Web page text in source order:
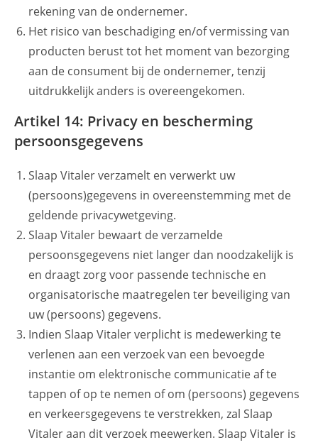
rekening van de ondernemer.
Het risico van beschadiging en/of vermissing van
producten berust tot het moment van bezorging
aan de consument bij de ondernemer, tenzij
uitdrukkelijk anders is overeengekomen.
Artikel 14: Privacy en bescherming
persoonsgegevens
Slaap Vitaler verzamelt en verwerkt uw
(persoons)gegevens in overeenstemming met de
geldende privacywetgeving.
Slaap Vitaler bewaart de verzamelde
persoonsgegevens niet langer dan noodzakelijk is
en draagt zorg voor passende technische en
organisatorische maatregelen ter beveiliging van
uw (persoons) gegevens.
Indien Slaap Vitaler verplicht is medewerking te
verlenen aan een verzoek van een bevoegde
instantie om elektronische communicatie af te
tappen of op te nemen of om (persoons) gegevens
en verkeersgegevens te verstrekken, zal Slaap
Vitaler aan dit verzoek meewerken. Slaap Vitaler is